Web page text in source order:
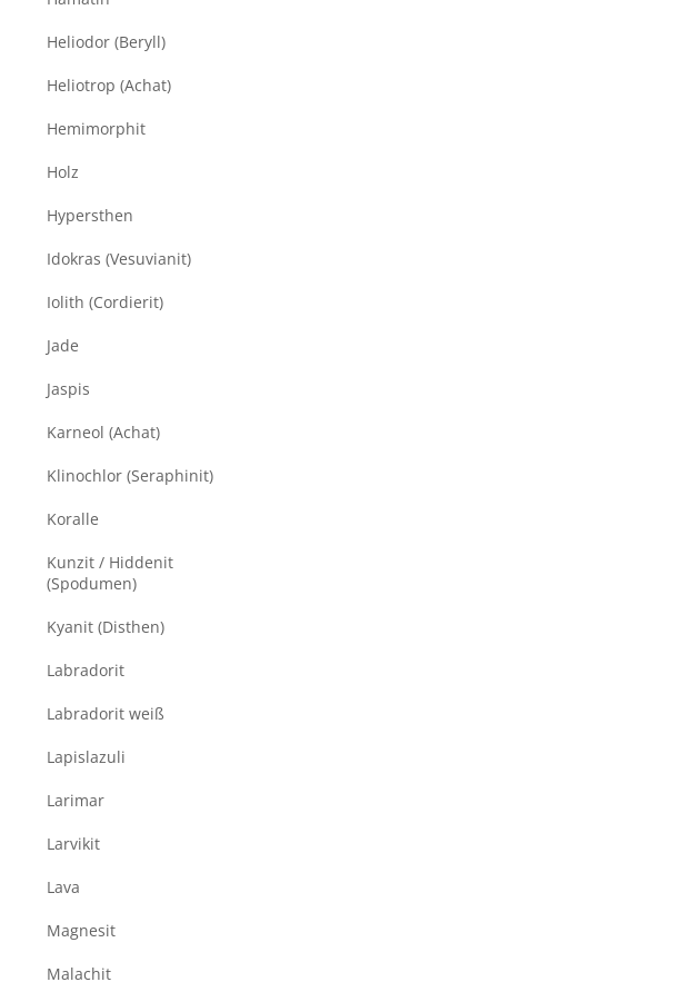
Heliodor (Beryll)
Heliotrop (Achat)
Hemimorphit
Holz
Hypersthen
Idokras (Vesuvianit)
Iolith (Cordierit)
Jade
Jaspis
Karneol (Achat)
Klinochlor (Seraphinit)
Koralle
Kunzit / Hiddenit
(Spodumen)
Kyanit (Disthen)
Labradorit
Labradorit weiß
Lapislazuli
Larimar
Larvikit
Lava
Magnesit
Malachit